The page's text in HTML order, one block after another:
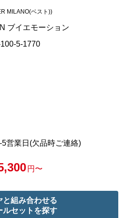
MILANO(ベスト))
ブイエモーション
5-1770
営業日(欠品時ご連絡)
円〜
と組み合わせる
ルセットを探す